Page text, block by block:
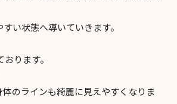
い状態へ導いていきます。
ります。
のラインも綺麗に見えやすくなりま